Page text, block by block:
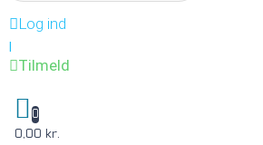
Log ind
|
Tilmeld
0
0,00 kr.